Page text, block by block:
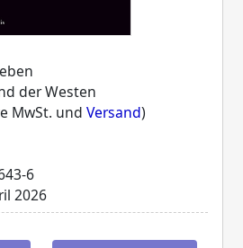
der Westen
MwSt. und Versand)
6
2026